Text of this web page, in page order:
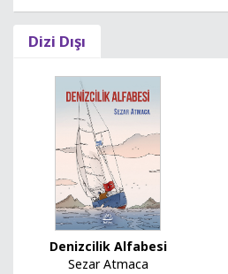
Dizi Dışı
Denizcilik Alfabesi
Sezar Atmaca